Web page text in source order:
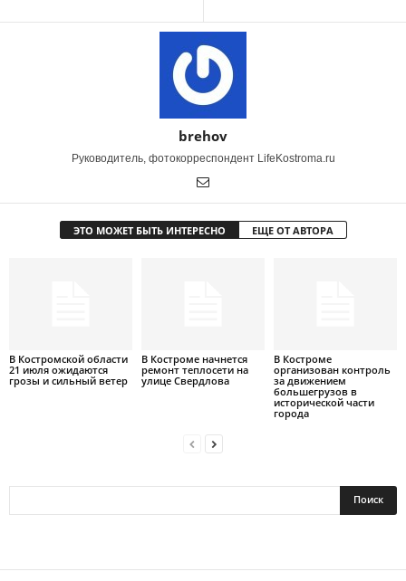
brehov
Руководитель, фотокорреспондент LifeKostroma.ru
ЭТО МОЖЕТ БЫТЬ ИНТЕРЕСНО ЕЩЕ ОТ АВТОРА
В Костромской области
21 июля ожидаются
грозы и сильный ветер
В Костроме начнется
ремонт теплосети на
улице Свердлова
В Костроме
организован контроль
за движением
большегрузов в
исторической части
города